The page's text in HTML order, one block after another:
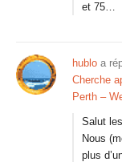
et 75…
hublo a
Cherche
Perth –
Salut
Nous
plus